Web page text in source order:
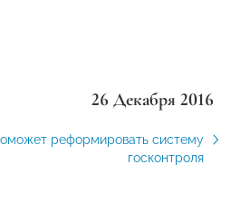
26 Декабря 2016
реформировать систему
госконтроля